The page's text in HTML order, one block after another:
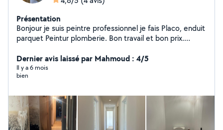
Présentation
Bonjour je suis peintre professionnel je fais Placo, enduit
parquet Peintur plomberie. Bon travail et bon prix.
Dernier avis laissé par Mahmoud : 4/5
Il y a 6 mois
bien